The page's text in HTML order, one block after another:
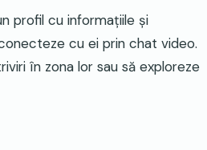
profil cu informațiile și
cu ei prin chat video.
în zona lor sau să exploreze